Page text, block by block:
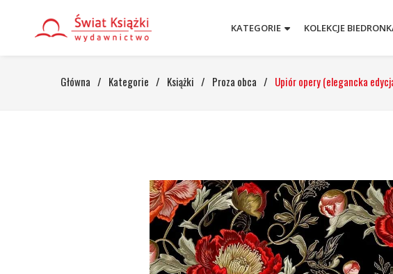
KATEGORIE KOLEKCJE
Główna / Kategorie / Książki / Proza obca / Upiór opery (elegancka